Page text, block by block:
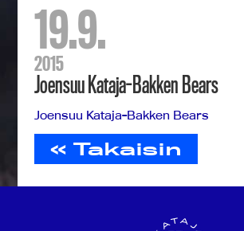
19.9.
2015
Joensuu Kataja-Bakken Bears
Joensuu Kataja-Bakken Bears
« Takaisin